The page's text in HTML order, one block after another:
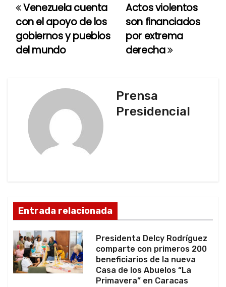
N
a
v
n
d
e
e
Actos violentos
son financiados
por extrema
derecha
Venezuela cuenta
con el apoyo de los
gobiernos y pueblos
del mundo
Prensa
Presidencial
Entrada relacionada
Presidenta Delcy Rodríguez
comparte con primeros 200
beneficiarios de la nueva
Casa de los Abuelos “La
Primavera” en Caracas